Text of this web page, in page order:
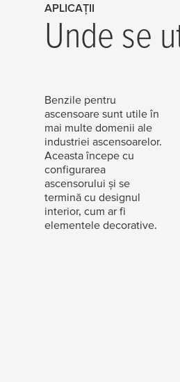
APLICAȚII
Unde se
Benzile pentru
ascensoare sunt utile în
mai multe domenii ale
industriei ascensoarelor.
Aceasta începe cu
configurarea
ascensorului și se
termină cu designul
interior, cum ar fi
elementele decorative.